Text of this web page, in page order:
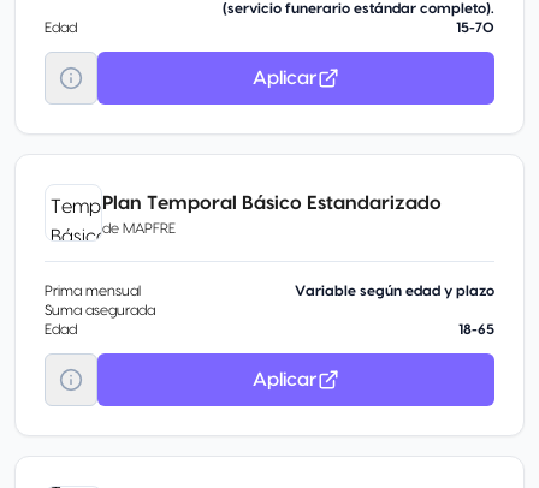
(servicio funerario estándar completo).
Edad
15-70
Aplicar
Plan Temporal Básico Estandarizado
de MAPFRE
Prima mensual
Variable según edad y plazo
Suma asegurada
Edad
18-65
Aplicar